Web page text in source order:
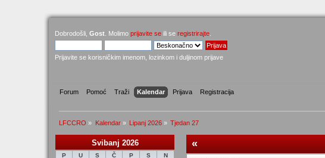
Dobrodošli,Gost . Molimoprijavite se ili seregistrirajte
Prijavite se korisničkim imenom, lozinkom i duljinom prijave
Forum Pomoć Traži Kalendar Prijava Registracija
LFCCRO » Kalendar» Lipanj 2026 » Tjedan 27
Svibanj 2026
P U S Č P S
N
«